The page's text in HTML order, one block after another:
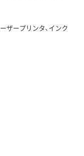
ザープリンタ、インク